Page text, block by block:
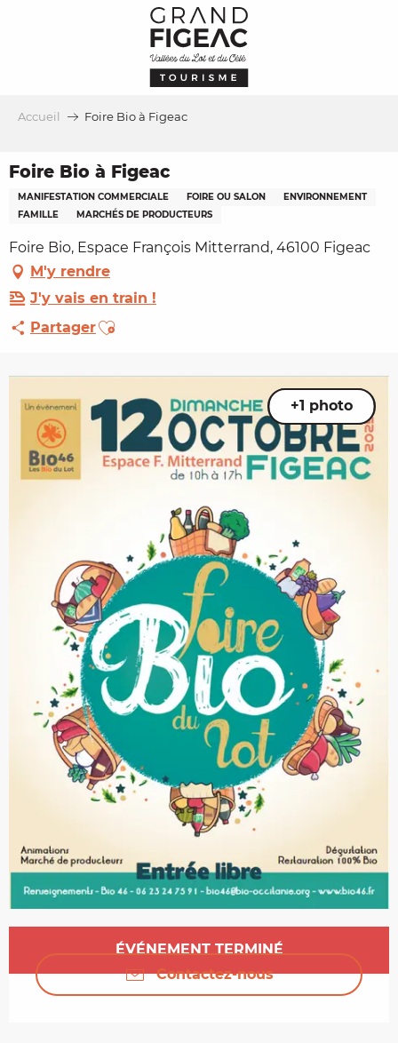
Accueil Foire Bio à Figeac
Foire Bio à Figeac
MANIFESTATION COMMERCIALE FOIRE OU SALON
ENVIRONNEMENT
FAMILLE
MARCHÉS DE PRODUCTEURS
Foire Bio, Espace François Mitterrand, 46100 Figeac
M'y rendre
J'y vais en train !
PartagerAjouter aux favoris
+1 photo
Ouverture et coordonnées
ÉVÉNEMENT TERMINÉ
Contactez-nous